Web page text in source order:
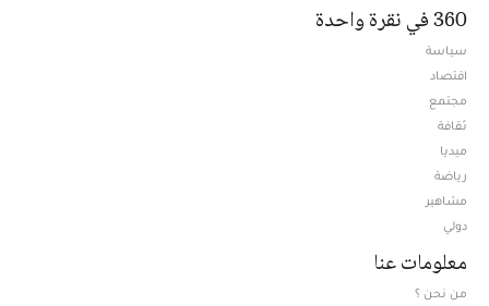
360 في نقرة واحدة
سياسة
اقتصاد
مجتمع
ثقافة
ميديا
رياضة
مشاهير
دولي
معلومات عنا
من نحن ؟